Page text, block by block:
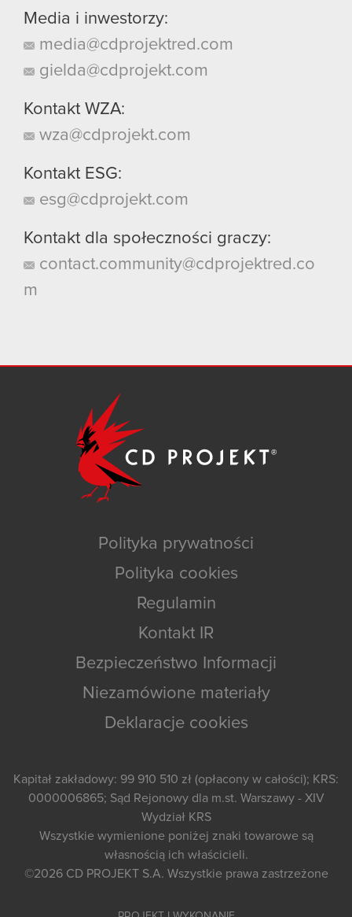
Media i inwestorzy:
media@cdprojektred.com
gielda@cdprojekt.com
Kontakt WZA:
wza@cdprojekt.com
Kontakt ESG:
esg@cdprojekt.com
Kontakt dla społeczności graczy:
contact.community@cdprojektred.co
m
Polityka prywatności
Polityka cookies
Regulamin
Kontakt IR
Bezpieczeństwo Informacji
Niezamówione materiały
Deklaracje cookies
Kapitał zakładowy: 99 910 510 zł (opłacony w całości); KRS:
0000006865; Sąd Rejonowy dla m.st. Warszawy - XIV
Wydział KRS
Wszystkie wymienione poniżej znaki towarowe są
własnością ich właścicieli.
©2026 CD PROJEKT S.A. Wszystkie prawa zastrzeżone